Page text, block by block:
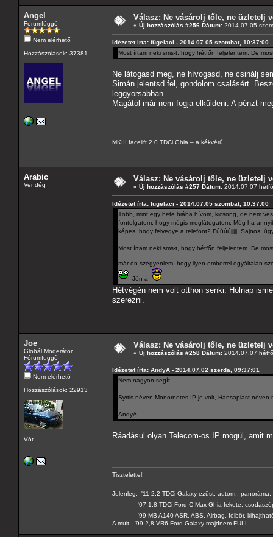
Angel
Fórumfüggő
Nem elérhető
Hozzászólások: 37381
Válasz: Ne vásárolj tőle, ne üzletelj
« Új hozzászólás #256 Dátum: 2014.07.05
Idézetet írta: fügelaci - 2014.07.05 szombat, 10:37:00
Most írtam neki sms-t, hogy hétfőn feljelentem. De
Ne látogasd meg, ne hívogasd, ne csinálj
Simán jelentsd fel, gondolom csalásért.
leggyorsabban.
Magától már nem fogja elküldeni. A pénzt
MKIII facelift 2.0 TDCi Ghia – a kékvérű
Arabic
Vendég
Válasz: Ne vásárolj tőle, ne üzletelj
« Új hozzászólás #257 Dátum: 2014.07.07
Idézetet írta: fügelaci - 2014.07.05 szombat, 10:37:00
Több, mint egy hete hiába hívom, kicsöng, de nem
fontolgatom, hogy mégis meglátogatom. Még ha
képes, hogy felvegye a telefont? Fúúúújjjjj. Sajnos,
Most írtam neki sms-t, hogy hétfőn feljelentem. De
már én szégyenlem, hogy ilyen emberrel egyáltalán
Jön a
Hétvégén nem volt otthon senki. Holnap
szerezni.
Joe
Globál Moderátor
Fórumfüggő
Nem elérhető
Hozzászólások: 22913
Vót...
Válasz: Ne vásárolj tőle, ne üzletelj
« Új hozzászólás #258 Dátum: 2014.07.07
Idézetet írta: AndyA - 2014.07.02 szerda, 09:37:01
Nem nagyon segít.
Syrtis néven Monornetes IP-je volt, Hansaplast néven
AndyA
Ráadásul olyan Telecom-os IP mögül, amit
Tisztelettel!
Jelenleg: '11 2,2 TDCi Galaxy ezüst, autom.,
'07 1,8 TDCi Ford C-Max Ghia fekete,
'99 MB A140 ASR, ABS, Airbag, félbőr, kihajtható
A múlt...'99 2,8 VR6 Ford Galaxy majdnem FULL